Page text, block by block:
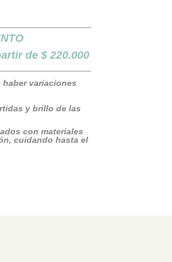
de $ 220.000
haber variaciones
y brillo de las
con materiales
cuidando hasta el